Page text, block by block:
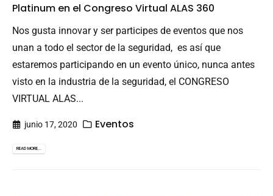
Platinum en el Congreso Virtual ALAS 360
Nos gusta innovar y ser participes de eventos que nos
unan a todo el sector de la seguridad, es así que
estaremos participando en un evento único, nunca antes
visto en la industria de la seguridad, el CONGRESO
VIRTUAL ALAS...
junio 17, 2020 Eventos
READ MORE...